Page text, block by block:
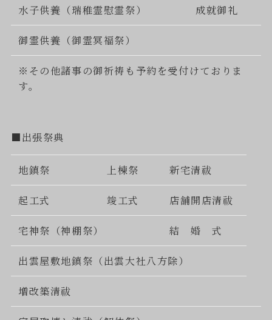
水子供養（瑞稚霊慰霊祭） 成就御礼
御霊供養（御霊冥福祭）
※その他諸事の御祈祷も予約を受付けておりま
す。
■出張祭典
地鎮祭 上棟祭 新宅清祓
起工式 竣工式 店舗開店清祓
宅神祭（神棚祭） 結 婚 式
出雲屋敷地鎮祭（出雲大社八方除）
増改築清祓